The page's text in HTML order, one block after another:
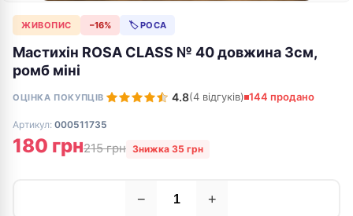
ЖИВОПИС −16% 🏷 РОСА
Мастихін ROSA CLASS № 40 довжина 3см,
ромб міні
ОЦІНКА ПОКУПЦІВ 4.8(4 відгуків) 144 продано
Артикул: 000511735
180 грн215 грн Знижка 35 грн
− +